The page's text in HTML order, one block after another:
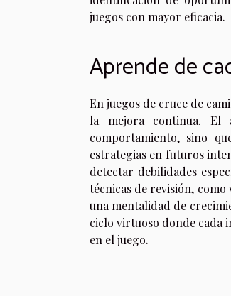
juegos con mayor eficacia.
Aprende de
En juegos de cruce de
la mejora continua. El
comportamiento, sino
estrategias en futuros
detectar debilidades
técnicas de revisión,
una mentalidad de
ciclo virtuoso donde cada
en el juego.